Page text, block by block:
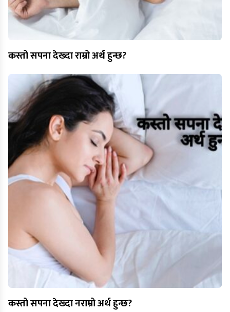
कस्तो सपना देख्दा राम्रो अर्थ हुन्छ?
कस्तो सपना देख्दा नराम्रो अर्थ हुन्छ?